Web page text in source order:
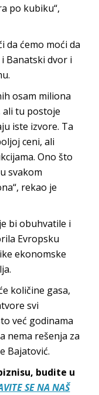
po kubiku“,
da ćemo moći da
Banatski dvor i
osam miliona
ali tu postoje
iste izvore. Ta
ceni, ali
Ono što
svakom
rekao je
bi obuhvatile i
Evropsku
ekonomske
količine gasa,
svi
već godinama
nema rešenja za
Bajatović.
budite u
SE NA NAŠ